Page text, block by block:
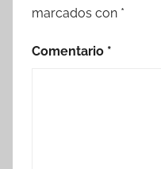
marcados con *
Comentario *